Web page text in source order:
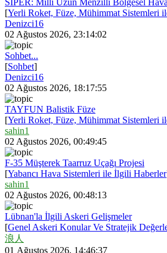
[Yerli Roket, Füze, Mühimmat Sistemleri
Denizci16
02 Ağustos 2026, 23:14:02
Sohbet...
[Sohbet]
Denizci16
02 Ağustos 2026, 18:17:55
TAYFUN Balistik Füze
[Yerli Roket, Füze, Mühimmat Sistemleri
sahin1
02 Ağustos 2026, 00:49:45
F-35 Müşterek Taarruz Uçağı Projesi
[Yabancı Hava Sistemleri ile İlgili Haberler
sahin1
02 Ağustos 2026, 00:48:13
Lübnan'la İlgili Askeri Gelişmeler
[Genel Askeri Konular Ve Stratejik
浪人
01 Ağustos 2026, 14:46:37